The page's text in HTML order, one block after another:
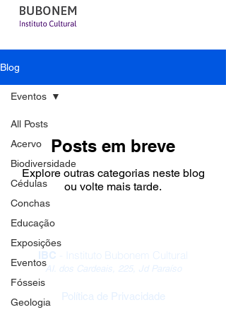
Blog
All Posts
Acervo
Biodiversidade
Cédulas
Conchas
Educação
Exposições
Eventos
Fósseis
Geologia
Eventos
Posts em breve
Explore outras categorias neste blog
ou volte mais tarde.
IBC - Instituto Bubonem Cultural
Al. dos Cardeais, 225, Jd Paraíso
Política de Privacidade